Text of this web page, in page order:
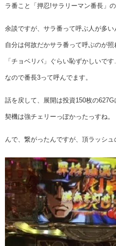
ラ番こと「押忍!サラリーマン番長」の
余談ですが、サラ番って呼ぶ人が多い
自分は何故だかサラ番って呼ぶのが
「チョベリバ」ぐらい恥ずかしいです
なので番長3って呼んでます。
話を戻して、展開は投資150枚の627G
契機は強チェリーっぽかったっすね。
んで、繋がったんですが、頂ラッシュ